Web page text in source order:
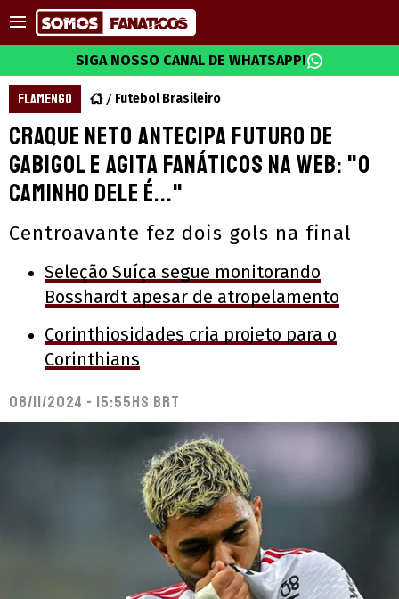
SIGA NOSSO CANAL DE WHATSAPP!
FLAMENGO Futebol Brasileiro
Craque Neto antecipa futuro de
Gabigol e agita Fanáticos na web: "O
caminho dele é..."
Centroavante fez dois gols na final
Seleção Suíça segue monitorando
Bosshardt apesar de atropelamento
Corinthiosidades cria projeto para o
Corinthians
08/11/2024 - 15:55hs BRT